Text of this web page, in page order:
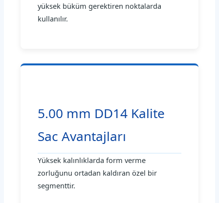
yüksek büküm gerektiren noktalarda
kullanılır.
5.00 mm DD14 Kalite
Sac Avantajları
Yüksek kalınlıklarda form verme
zorluğunu ortadan kaldıran özel bir
segmenttir.